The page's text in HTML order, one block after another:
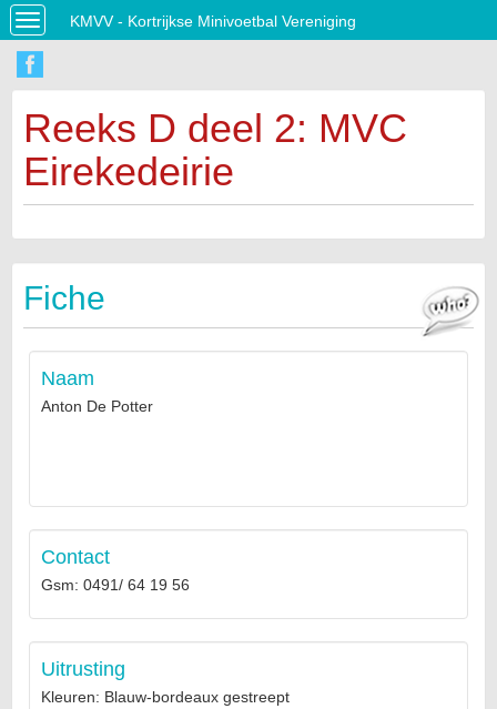
Toggle
navigation
KMVV - Kortrijkse Minivoetbal Vereniging
Reeks D deel 2: MVC
Eirekedeirie
Fiche
Naam
Anton De Potter
Contact
Gsm: 0491/ 64 19 56
Uitrusting
Kleuren: Blauw-bordeaux gestreept